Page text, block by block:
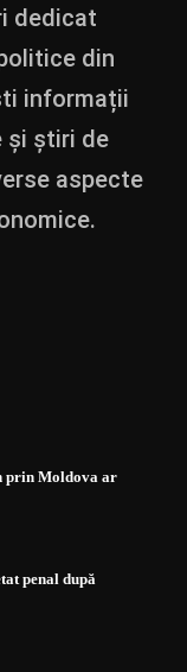
dedicat
din
informații
și știri de
aspecte
prin Moldova ar
penal după